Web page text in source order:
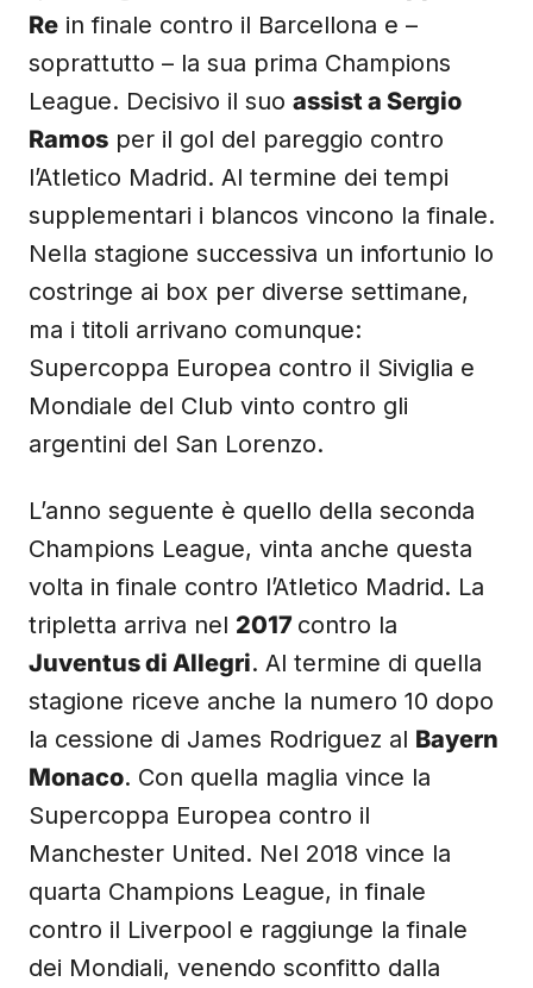
Re in finale contro il Barcellona e –
soprattutto – la sua prima Champions
League. Decisivo il suo assist a Sergio
Ramos per il gol del pareggio contro
l’Atletico Madrid. Al termine dei tempi
supplementari i blancos vincono la finale.
Nella stagione successiva un infortunio lo
costringe ai box per diverse settimane,
ma i titoli arrivano comunque:
Supercoppa Europea contro il Siviglia e
Mondiale del Club vinto contro gli
argentini del San Lorenzo.
L’anno seguente è quello della seconda
Champions League, vinta anche questa
volta in finale contro l’Atletico Madrid. La
tripletta arriva nel 2017 contro la
Juventus di Allegri. Al termine di quella
stagione riceve anche la numero 10 dopo
la cessione di James Rodriguez al Bayern
Monaco. Con quella maglia vince la
Supercoppa Europea contro il
Manchester United. Nel 2018 vince la
quarta Champions League, in finale
contro il Liverpool e raggiunge la finale
dei Mondiali, venendo sconfitto dalla